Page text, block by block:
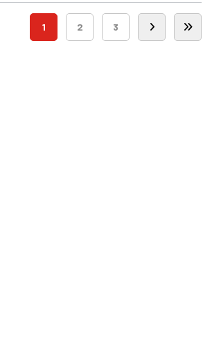
1 2 3